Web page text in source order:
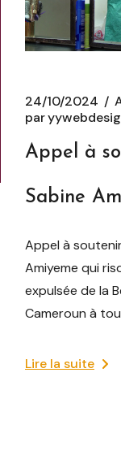
24/10/2024
par
Appel à
Sabine
Appel à
Amiyeme qui
expulsée de la
Cameroun à
Lire la suite